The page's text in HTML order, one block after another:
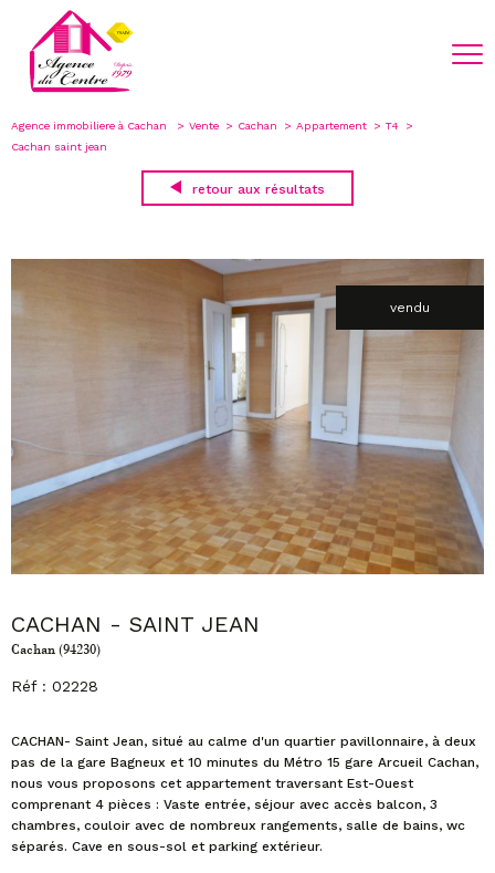
Agence immobiliere à Cachan Vente Cachan Appartement
T4
Cachan saint jean
retour aux résultats
vendu
CACHAN - SAINT JEAN
Cachan (94230)
Réf : 02228
CACHAN- Saint Jean, situé au calme d'un quartier pavillonnaire, à deux
pas de la gare Bagneux et 10 minutes du Métro 15 gare Arcueil Cachan,
nous vous proposons cet appartement traversant Est-Ouest
comprenant 4 pièces : Vaste entrée, séjour avec accès balcon, 3
chambres, couloir avec de nombreux rangements, salle de bains, wc